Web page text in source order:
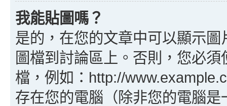
我能貼圖嗎？
是的，在您的文章中可以顯示
圖檔到討論區上。否則，您必
檔，例如：http://
存在您的電腦（除非您的電腦